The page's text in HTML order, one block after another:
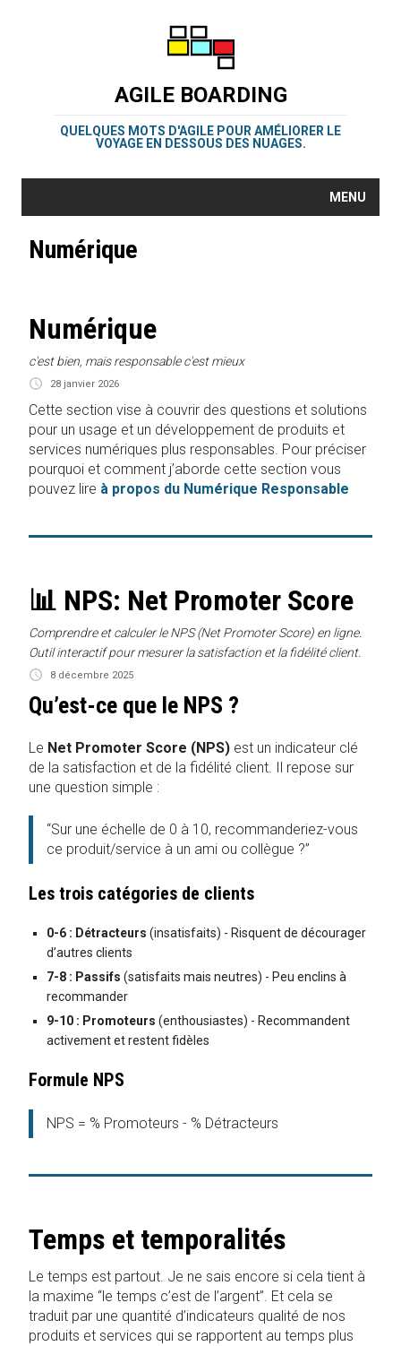
AGILE BOARDING
QUELQUES MOTS D'AGILE POUR AMÉLIORER LE
VOYAGE EN DESSOUS DES NUAGES.
MENU
Numérique
Numérique
c'est bien, mais responsable c'est mieux
28 janvier 2026
Cette section vise à couvrir des questions et solutions
pour un usage et un développement de produits et
services numériques plus responsables. Pour préciser
pourquoi et comment j’aborde cette section vous
pouvez lire à propos du Numérique Responsable
📊 NPS: Net Promoter Score
Comprendre et calculer le NPS (Net Promoter Score) en ligne.
Outil interactif pour mesurer la satisfaction et la fidélité client.
8 décembre 2025
Qu’est-ce que le NPS ?
Le Net Promoter Score (NPS) est un indicateur clé
de la satisfaction et de la fidélité client. Il repose sur
une question simple :
“Sur une échelle de 0 à 10, recommanderiez-vous
ce produit/service à un ami ou collègue ?”
Les trois catégories de clients
0-6 : Détracteurs (insatisfaits) - Risquent de décourager
d’autres clients
7-8 : Passifs (satisfaits mais neutres) - Peu enclins à
recommander
9-10 : Promoteurs (enthousiastes) - Recommandent
activement et restent fidèles
Formule NPS
NPS = % Promoteurs - % Détracteurs
Temps et temporalités
Le temps est partout. Je ne sais encore si cela tient à
la maxime “le temps c’est de l’argent”. Et cela se
traduit par une quantité d’indicateurs qualité de nos
produits et services qui se rapportent au temps plus